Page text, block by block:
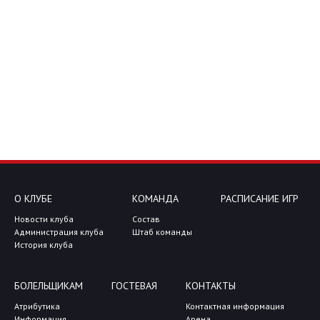
О КЛУБЕ
Новости клуба
Администрация клуба
История клуба
КОМАНДА
Состав
Штаб команды
РАСПИСАНИЕ ИГР
БОЛЕЛЬЩИКАМ
Атрибутика
ГОСТЕВАЯ КОНТАКТЫ
Контактная информация